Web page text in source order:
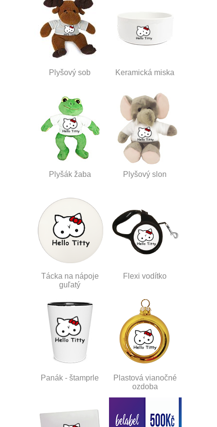
Plyšový sob Keramická miska
Plyšák žaba Plyšový slon
Tácka na nápoje
guľatý
Flexi vodítko
Panák - štamprle
Plastová vianočné
ozdoba